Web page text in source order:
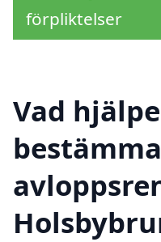
förpliktelser
Vad